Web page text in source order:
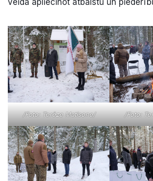
veidā apliecinot atbalstu un
/Foto: Terēze Matisone/ /Foto: